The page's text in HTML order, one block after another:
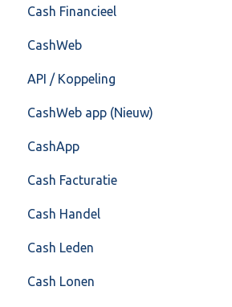
Bank(koppeling)
Import/Export
Postbus
Training & Consultancy
Overig
Cash Financieel
Boekhoud
Fiscaal
Overig
CashWeb
CashHero Layout
Mailen vanuit CASHWeb
Algemeen gebruik
API / Koppeling
Algemeen
Api 3.0 (SOAP API)
API 4.0 (REST API)
CashWeb app (Nieuw)
Veel gestelde vragen
CashApp
Cash Facturatie
Factureren
Instellingen
Algemeen
Cash Handel
Inkoop
Verkoop
Cash Leden
Cash Lonen